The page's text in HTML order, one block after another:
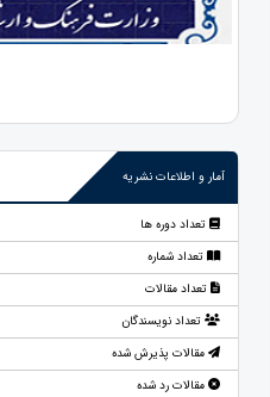
آمار و اطلاعات نشریه
تعداد دوره ها
تعداد شماره
تعداد مقالات
تعداد نویسندگان
مقالات پذیرش شده
مقالات رد شده